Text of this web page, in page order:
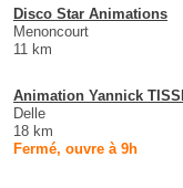
Disco Star Animations
Menoncourt
11 km
Animation Yannick
Delle
18 km
Fermé, ouvre à 9h